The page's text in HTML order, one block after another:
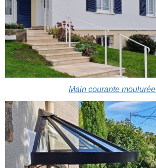
Main courante moulurée